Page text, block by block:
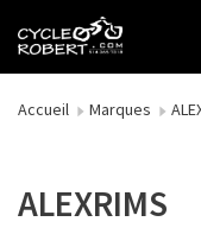
Accueil Marques
ALEXRIMS